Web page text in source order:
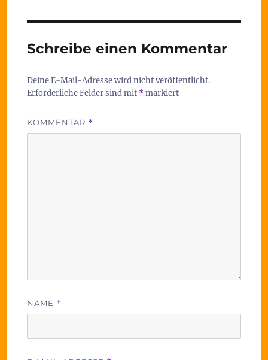
Schreibe einen Kommentar
Deine E-Mail-Adresse wird nicht veröffentlicht.
Erforderliche Felder sind mit *markiert
KOMMENTAR *
NAME *